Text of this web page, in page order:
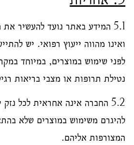
5.1 המידע באתר נועד להעשיר
ואינו מהווה ייעוץ רפואי. יש
לפני שימוש במוצרים, במיוחד
נטילת תרופות או מצבי בריאות
5.2 החברה אינה אחראית לכל
להיגרם משימוש במוצרים שלא
המצורפות אליהם.